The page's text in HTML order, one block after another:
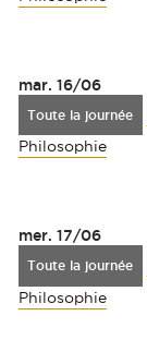
mar. 16/06
Toute la journée
Philosophie
mer. 17/06
Toute la journée
Philosophie